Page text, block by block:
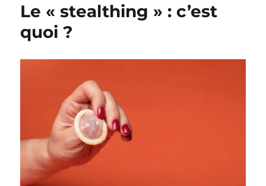
Le « stealthing » : c’est
quoi ?